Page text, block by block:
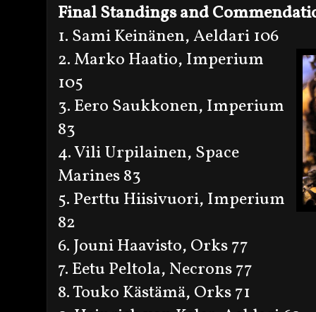
Final Standings and
1. Sami Keinänen, Aeldari 106
2. Marko Haatio, Imperium
105
3. Eero Saukkonen, Imperium
83
4. Vili Urpilainen, Space
Marines 83
5. Perttu Hiisivuori, Imperium
82
6. Jouni Haavisto, Orks 77
7. Eetu Peltola, Necrons 77
8. Touko Kästämä, Orks 71